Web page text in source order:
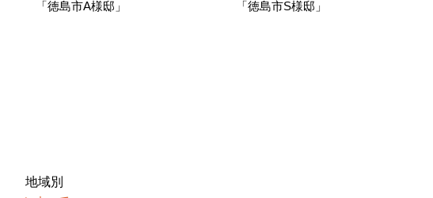
「徳島市A様邸」
「徳島市S様邸」
地域別